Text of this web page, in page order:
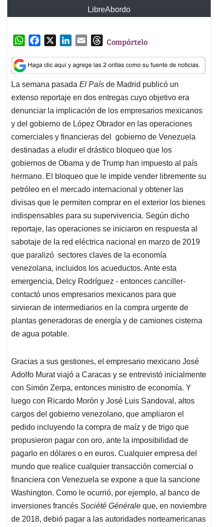
LibreAbordo
W
a
t
s
A
p
p
c
e
b
o
o
k
n
k
e
d
I
n
a
i
l
T
r
e
a
d
s
Compártelo
La semana pasada El País de Madrid publicó un
extenso reportaje en dos entregas cuyo objetivo era
denunciar la implicación de los empresarios mexicanos
y del gobierno de López Obrador en las operaciones
comerciales y financieras del gobierno de Venezuela
destinadas a eludir el drástico bloqueo que los
gobiernos de Obama y de Trump han impuesto al país
hermano. El bloqueo que le impide vender libremente su
petróleo en el mercado internacional y obtener las
divisas que le permiten comprar en el exterior los bienes
indispensables para su supervivencia. Según dicho
reportaje, las operaciones se iniciaron en respuesta al
sabotaje de la red eléctrica nacional en marzo de 2019
que paralizó sectores claves de la economía
venezolana, incluidos los acueductos. Ante esta
emergencia, Delcy Rodríguez - entonces canciller-
contactó unos empresarios mexicanos para que
sirvieran de intermediarios en la compra urgente de
plantas generadoras de energía y de camiones cisterna
de agua potable.
Gracias a sus gestiones, el empresario mexicano José
Adolfo Murat viajó a Caracas y se entrevistó inicialmente
con Simón Zerpa, entonces ministro de economía. Y
luego con Ricardo Morón y José Luis Sandoval, altos
cargos del gobierno venezolano, que ampliaron el
pedido incluyendo la compra de maíz y de trigo que
propusieron pagar con oro, ante la imposibilidad de
pagarlo en dólares o en euros. Cualquier empresa del
mundo que realice cualquier transacción comercial o
financiera con Venezuela se expone a que la sancione
Washington. Como le ocurrió, por ejemplo, al banco de
inversiones francés Société Générale que, en noviembre
de 2018, debió pagar a las autoridades norteamericanas